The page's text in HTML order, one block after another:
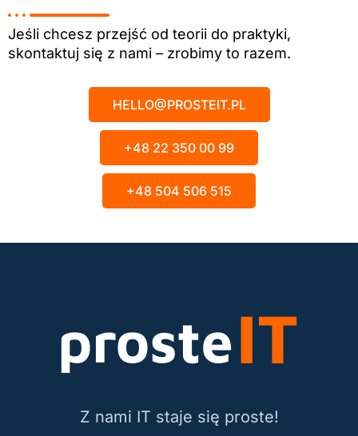
Jeśli chcesz przejść od teorii do praktyki,
skontaktuj się z nami – zrobimy to razem.
HELLO@PROSTEIT.PL
+48 22 350 00 99
+48 504 506 515
Z nami IT staje się proste!